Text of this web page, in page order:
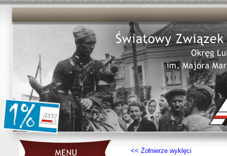
Żołnierze wyklęci